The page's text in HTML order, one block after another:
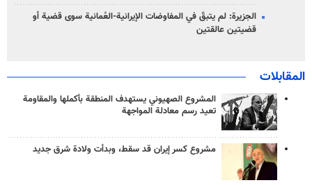
الجزيرة: لم يتبقّ في المفاوضات الإيرانية-العُمانية سوى قضية أو
قضيتين عالقتين
المقابلات
المشروع الصهيوني يستهدف المنطقة بأكملها والمقاومة
تعيد رسم معادلة المواجهة
مشروع كسر إيران قد سقط، وبدأت ولادة شرق جديد